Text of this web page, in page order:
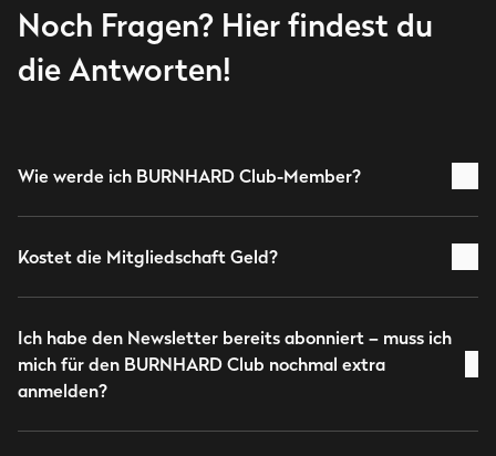
Noch Fragen? Hier findest du
die Antworten!
Wie werde ich BURNHARD Club-Member?
Kostet die Mitgliedschaft Geld?
Ich habe den Newsletter bereits abonniert – muss ich
mich für den BURNHARD Club nochmal extra
anmelden?